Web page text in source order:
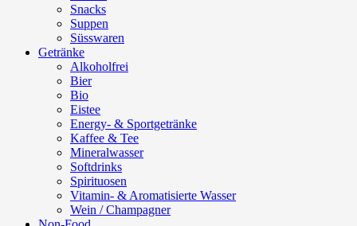
Snacks
Suppen
Süsswaren
Getränke
Alkoholfrei
Bier
Bio
Eistee
Energy- & Sportgetränke
Kaffee & Tee
Mineralwasser
Softdrinks
Spirituosen
Vitamin- & Aromatisierte Wasser
Wein / Champagner